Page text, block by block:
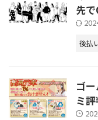
先
後払
ゴ
ミ